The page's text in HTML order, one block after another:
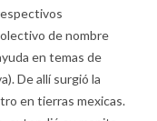
de nombre
en temas de
De allí surgió la
en tierras mexicas.